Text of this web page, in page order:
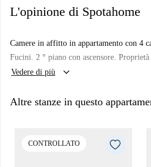
L'opinione di Spotahome
Camere in affitto in appartamento con 4
Fucini. 2 ° piano con ascensore.
Vedere di più
keyboard_arrow_down
Altre stanze in questo
CONTROLLATO